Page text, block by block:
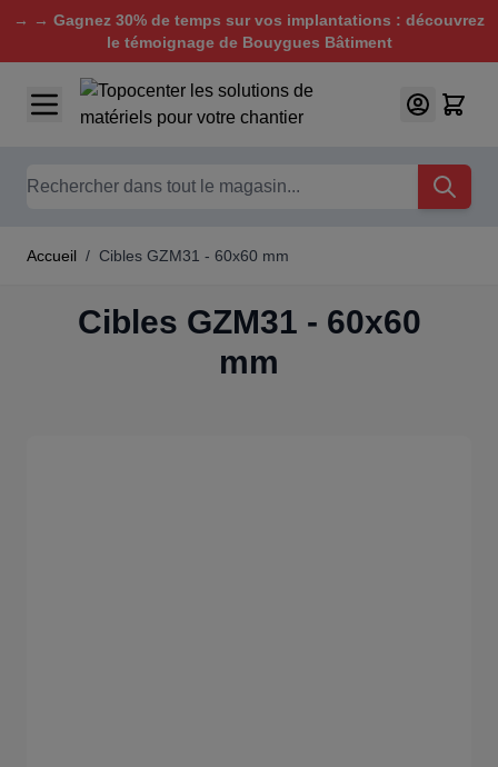
→ → Gagnez 30% de temps sur vos implantations : découvrez
le témoignage de Bouygues Bâtiment
Aller au contenu
Chercher
Accueil / Cibles GZM31 - 60x60 mm
Cibles GZM31 - 60x60
mm